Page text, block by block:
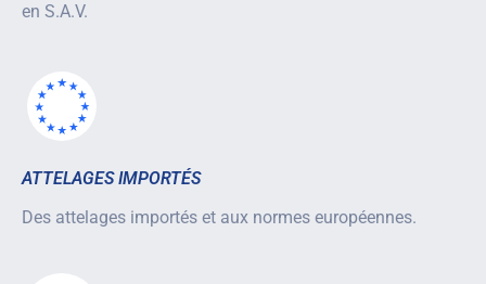
en S.A.V.
ATTELAGES IMPORTÉS
Des attelages importés et aux normes européennes.